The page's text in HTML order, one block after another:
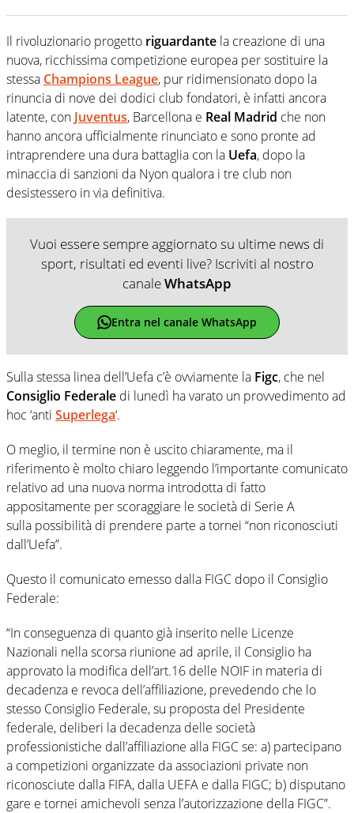
Il rivoluzionario progetto riguardante la creazione di una
nuova, ricchissima competizione europea per sostituire la
stessa Champions League, pur ridimensionato dopo la
rinuncia di nove dei dodici club fondatori, è infatti ancora
latente, con Juventus, Barcellona e Real Madrid che non
hanno ancora ufficialmente rinunciato e sono pronte ad
intraprendere una dura battaglia con la Uefa, dopo la
minaccia di sanzioni da Nyon qualora i tre club non
desistessero in via definitiva.
Vuoi essere sempre aggiornato su ultime news di
sport, risultati ed eventi live? Iscriviti al nostro
canaleWhatsApp
Entra nel canale WhatsApp
Sulla stessa linea dell’Uefa c’è ovviamente la Figc, che nel
Consiglio Federale di lunedì ha varato un provvedimento ad
hoc ‘anti Superlega‘.
O meglio, il termine non è uscito chiaramente, ma il
riferimento è molto chiaro leggendo l’importante comunicato
relativo ad una nuova norma introdotta di fatto
appositamente per scoraggiare le società di Serie A
sulla possibilità di prendere parte a tornei “non riconosciuti
dall’Uefa”.
Questo il comunicato emesso dalla FIGC dopo il Consiglio
Federale:
“In conseguenza di quanto già inserito nelle Licenze
Nazionali nella scorsa riunione ad aprile, il Consiglio ha
approvato la modifica dell’art.16 delle NOIF in materia di
decadenza e revoca dell’affiliazione, prevedendo che lo
stesso Consiglio Federale, su proposta del Presidente
federale, deliberi la decadenza delle società
professionistiche dall’affiliazione alla FIGC se: a) partecipano
a competizioni organizzate da associazioni private non
riconosciute dalla FIFA, dalla UEFA e dalla FIGC; b) disputano
gare e tornei amichevoli senza l’autorizzazione della FIGC”.